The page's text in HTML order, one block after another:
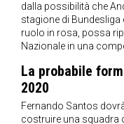
dalla possibilità che
stagione di
ruolo in rosa, possa
Nazionale in una
La probabile
2020
Fernando Santos
costruire una squadra